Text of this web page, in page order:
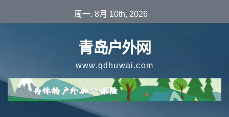
至
周一. 8月 10th, 2026
青岛户外网
www.qdhuwai.com